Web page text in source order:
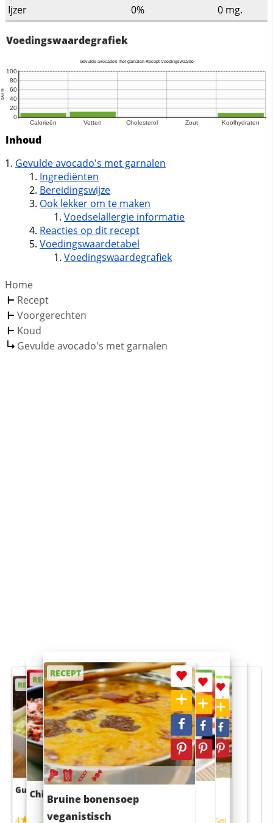
Ijzer 0% 0 mg.
Voedingswaardegrafiek
Inhoud
Gevulde avocado's met garnalen
Ingrediënten
Bereidingswijze
Ook lekker om te maken
Voedselallergie informatie
Reacties op dit recept
Voedingswaardetabel
Voedingswaardegrafiek
Home
Recept
Voorgerechten
Koud
Gevulde avocado's met garnalen
RECEPT
Guacamole
4
RECEPT
Chili con carne
RECEPT
Bruine bonensoep
veganistisch
RECEPT
Sushi rijstsalade
maaltijdsalade
RECEPT
4